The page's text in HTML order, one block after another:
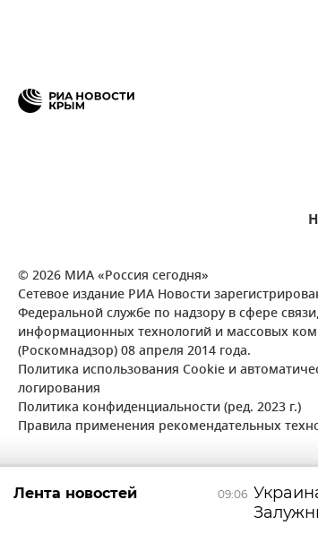
© 2026 МИА «Россия сегодня»
Сетевое издание РИА Новости
Федеральной службе по надзору в сфере связи,
информационных технологий и массовых
(Роскомнадзор) 08 апреля 2014 года.
Политика использования Cookie и
логирования
Политика конфиденциальности (ред. 2023 г.)
Правила применения рекомендательных
09:06
Лента новостей